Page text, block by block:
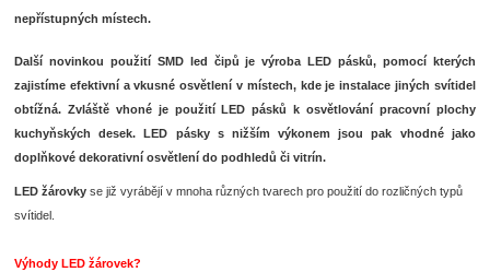
nepřístupných místech.
Další novinkou použití SMD led čipů je výroba LED pásků, pomocí kterých
zajistíme efektivní a vkusné osvětlení v místech, kde je instalace jiných svítidel
obtížná. Zvláště vhoné je použití LED pásků k osvětlování pracovní plochy
kuchyňských desek. LED pásky s nižším výkonem jsou pak vhodné jako
doplňkové dekorativní osvětlení do podhledů či vitrín.
LED žárovky se již vyrábějí v mnoha různých tvarech pro použití do rozličných typů
svítidel.
Výhody LED žárovek?